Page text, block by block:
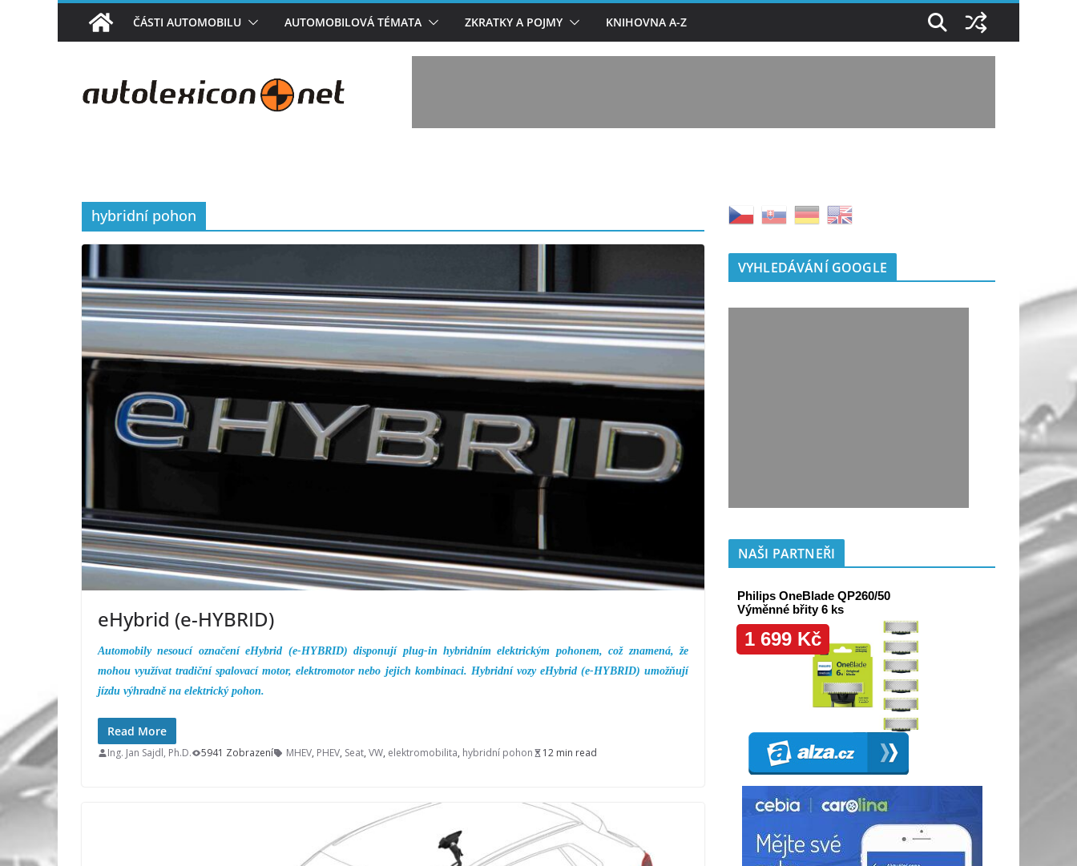
Přeskočit
na
ČÁSTI AUTOMOBILU AUTOMOBILOVÁ TÉMATA ZKRATKY A POJMY KNIHOVNA A-Z
hybridní pohon
eHybrid (e-HYBRID)
Automobily nesoucí označení eHybrid (e-HYBRID) disponují plug-in hybridním elektrickým pohonem, což znamená, že
mohou využívat tradiční spalovací motor, elektromotor nebo jejich kombinaci. Hybridní vozy eHybrid (e-HYBRID) umožňují
jízdu výhradně na elektrický pohon.
Read More
Ing. Jan Sajdl, Ph.D. 5941 Zobrazení MHEV, PHEV, Seat, VW, elektromobilita, hybridní pohon 12 min read
VYHLEDÁVÁNÍ GOOGLE
NAŠI PARTNEŘI